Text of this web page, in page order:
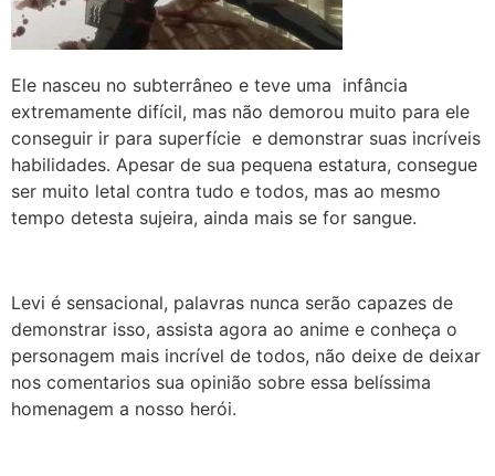
Ele nasceu no subterrâneo e teve uma infância
extremamente difícil, mas não demorou muito para ele
conseguir ir para superfície e demonstrar suas incríveis
habilidades. Apesar de sua pequena estatura, consegue
ser muito letal contra tudo e todos, mas ao mesmo
tempo detesta sujeira, ainda mais se for sangue.
Levi é sensacional, palavras nunca serão capazes de
demonstrar isso, assista agora ao anime e conheça o
personagem mais incrível de todos, não deixe de deixar
nos comentarios sua opinião sobre essa belíssima
homenagem a nosso herói.